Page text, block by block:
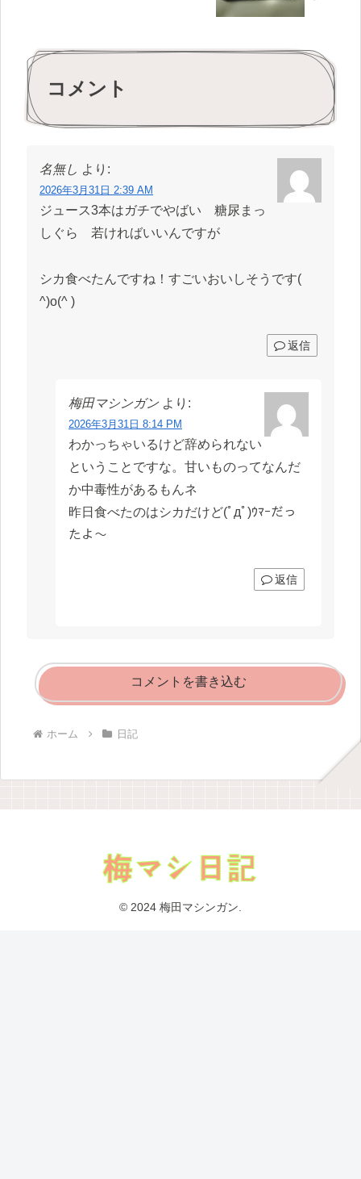
コメント
名無し より:
2026年3月31日 2:39 AM
ジュース3本はガチでやばい 糖尿まっ
しぐら 若ければいいんですが
シカ食べたんですね！すごいおいしそうです(
^)o(^ )
返信
梅田マシンガン より:
2026年3月31日 8:14 PM
わかっちゃいるけど辞められない
ということですな。甘いものってなんだ
か中毒性があるもんネ
昨日食べたのはシカだけど(ﾟдﾟ)ｳﾏｰだっ
たよ〜
返信
コメントを書き込む
ホーム 日記
© 2024 梅田マシンガン.